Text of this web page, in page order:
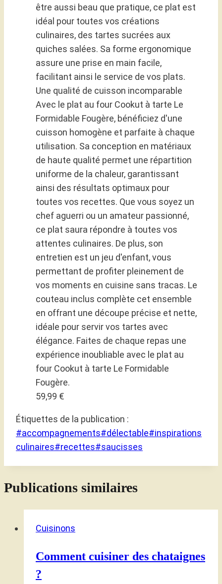
être aussi beau que pratique, ce plat est
idéal pour toutes vos créations
culinaires, des tartes sucrées aux
quiches salées. Sa forme ergonomique
assure une prise en main facile,
facilitant ainsi le service de vos plats.
Une qualité de cuisson incomparable
Avec le plat au four Cookut à tarte Le
Formidable Fougère, bénéficiez d'une
cuisson homogène et parfaite à chaque
utilisation. Sa conception en matériaux
de haute qualité permet une répartition
uniforme de la chaleur, garantissant
ainsi des résultats optimaux pour
toutes vos recettes. Que vous soyez un
chef aguerri ou un amateur passionné,
ce plat saura répondre à toutes vos
attentes culinaires. De plus, son
entretien est un jeu d'enfant, vous
permettant de profiter pleinement de
vos moments en cuisine sans tracas. Le
couteau inclus complète cet ensemble
en offrant une découpe précise et nette,
idéale pour servir vos tartes avec
élégance. Faites de chaque repas une
expérience inoubliable avec le plat au
four Cookut à tarte Le Formidable
Fougère.
59,99 €
Étiquettes de la publication :
#accompagnements#délectable#inspirations
culinaires#recettes#saucisses
Publications similaires
Cuisinons
Comment cuisiner des chataignes
?